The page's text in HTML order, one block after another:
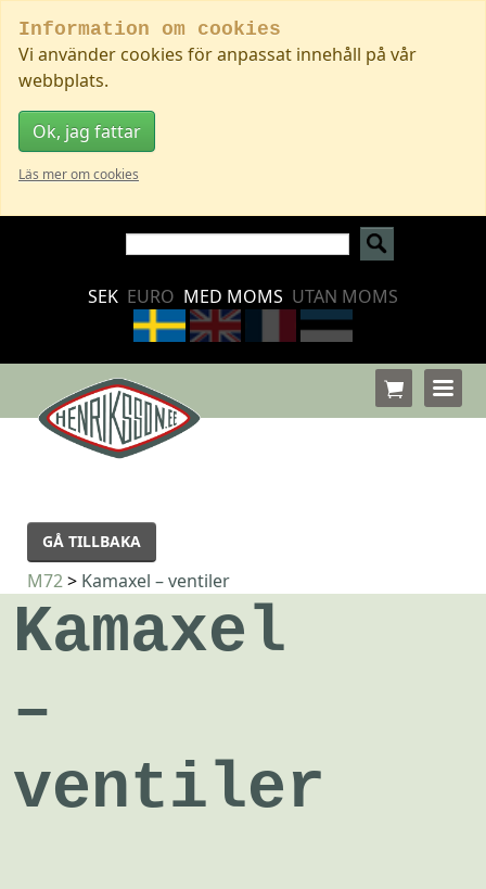
Information om cookies
Vi använder cookies för anpassat innehåll på vår
webbplats.
Ok, jag fattar
Läs mer om cookies
SEK EURO MED MOMS UTAN MOMS
GÅ TILLBAKA
M72> Kamaxel – ventiler
Kamaxel
–
ventiler